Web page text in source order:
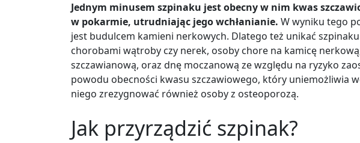
Jednym minusem szpinaku jest obecny w nim kwas
w pokarmie, utrudniając jego wchłanianie. W wyniku tego
jest budulcem kamieni nerkowych. Dlatego też unikać
chorobami wątroby czy nerek, osoby chore na kamicę
szczawianową, oraz dnę moczanową ze względu na ryzyko
powodu obecności kwasu szczawiowego, który uniemożliwia
niego zrezygnować również osoby z osteoporozą.
Jak przyrządzić szpinak?